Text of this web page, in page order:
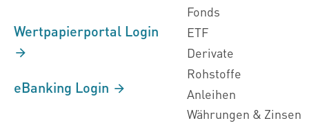
Wertpapierportal Login
eBanking Login
Fonds
ETF
Derivate
Rohstoffe
Anleihen
Währungen & Zinsen